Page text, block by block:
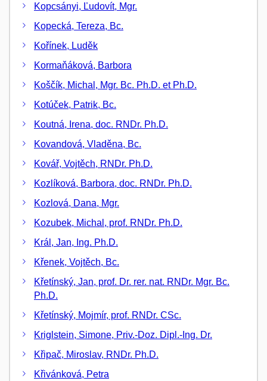
Kopcsányi, Ľudovít, Mgr.
Kopecká, Tereza, Bc.
Kořínek, Luděk
Kormaňáková, Barbora
Koščík, Michal, Mgr. Bc. Ph.D. et Ph.D.
Kotúček, Patrik, Bc.
Koutná, Irena, doc. RNDr. Ph.D.
Kovandová, Vladěna, Bc.
Kovář, Vojtěch, RNDr. Ph.D.
Kozlíková, Barbora, doc. RNDr. Ph.D.
Kozlová, Dana, Mgr.
Kozubek, Michal, prof. RNDr. Ph.D.
Král, Jan, Ing. Ph.D.
Křenek, Vojtěch, Bc.
Křetínský, Jan, prof. Dr. rer. nat. RNDr. Mgr. Bc.
Ph.D.
Křetínský, Mojmír, prof. RNDr. CSc.
Kriglstein, Simone, Priv.-Doz. Dipl.-Ing. Dr.
Křipač, Miroslav, RNDr. Ph.D.
Křivánková, Petra